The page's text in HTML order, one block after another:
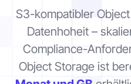
Blog
Case Studies
S3-kompatibler
Datenhoheit –
Compliance-
Object Storage ist